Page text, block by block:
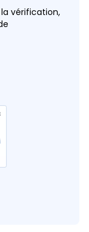
de GES
vérification,